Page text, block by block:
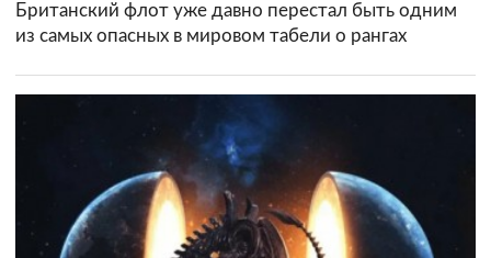
Британский флот уже давно перестал быть одним
из самых опасных в мировом табели о рангах